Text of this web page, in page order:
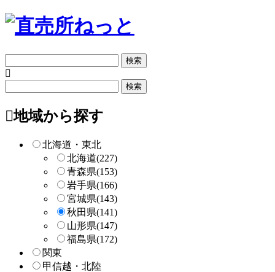
リ
索
ー
検地域から探す
北海道・東北
北海道(227)
青森県(153)
岩手県(166)
宮城県(143)
秋田県(141)
山形県(147)
福島県(172)
関東
甲信越・北陸